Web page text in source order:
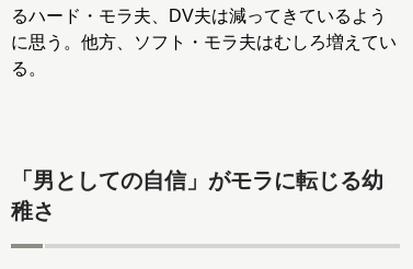
るハード・モラ夫、DV夫は減ってきているよう
に思う。他方、ソフト・モラ夫はむしろ増えてい
る。
「男としての自信」がモラに転じる幼
稚さ